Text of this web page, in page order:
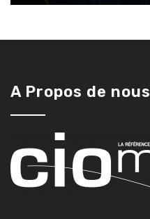
A Propos de nous